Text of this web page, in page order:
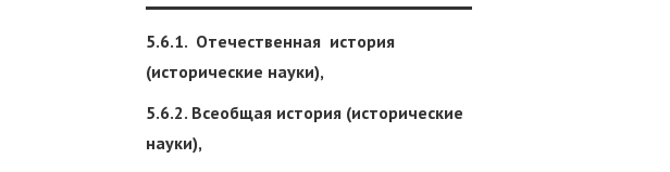
5.6.1. Отечественная история
(исторические науки),
5.6.2. Всеобщая история (исторические
науки),